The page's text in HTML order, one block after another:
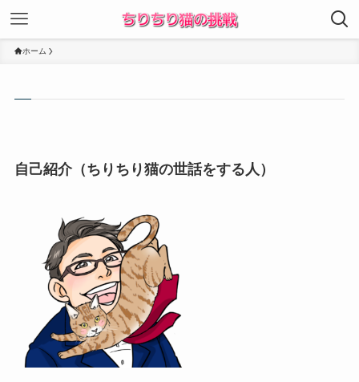
ホーム
自己紹介（ちりちり猫の世話をする人）